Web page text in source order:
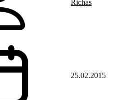
Richas
25.02.2015